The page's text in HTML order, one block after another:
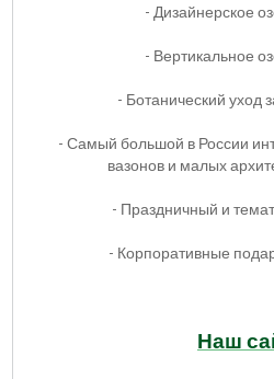
- Дизайнерское
- Вертикальное
- Ботанический уход
- Самый большой в России
вазонов и малых
- Праздничный и
- Корпоративные
Наш